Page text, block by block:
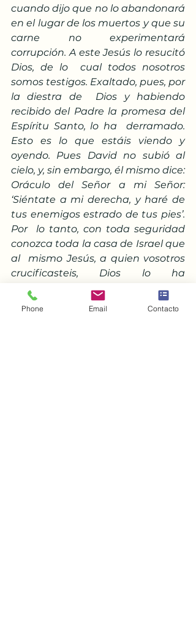
cuando dijo que no lo abandonará
en el lugar de los muertos y que su
carne no experimentará
corrupción. A este Jesús lo resucitó
Dios, de lo  cual todos nosotros
somos testigos. Exaltado, pues, por
la diestra de  Dios y habiendo
recibido del Padre la promesa del
Espíritu Santo, lo ha  derramado.
Esto es lo que estáis viendo y
oyendo. Pues David no subió al
cielo, y, sin embargo, él mismo dice:
Oráculo del Señor a mi Señor:
‘Siéntate a mi derecha, y haré de
tus enemigos estrado de tus pies’.
Por  lo tanto, con toda seguridad
conozca toda la casa de Israel que
al  mismo Jesús, a quien vosotros
crucificasteis, Dios lo ha
constituido  Señor y Mesías’
Phone Email Contacto